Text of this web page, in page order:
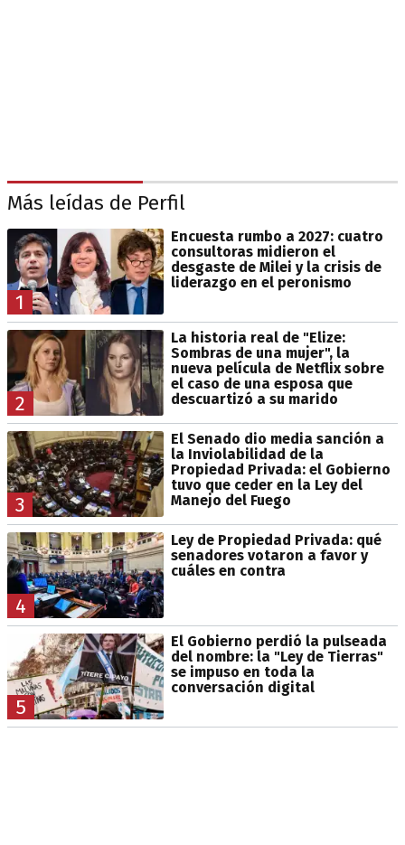
Más leídas de Perfil
1
Encuesta rumbo a 2027: cuatro
consultoras midieron el
desgaste de Milei y la crisis de
liderazgo en el peronismo
2
La historia real de "Elize:
Sombras de una mujer", la
nueva película de Netflix sobre
el caso de una esposa que
descuartizó a su marido
3
El Senado dio media sanción a
la Inviolabilidad de la
Propiedad Privada: el Gobierno
tuvo que ceder en la Ley del
Manejo del Fuego
4
Ley de Propiedad Privada: qué
senadores votaron a favor y
cuáles en contra
5
El Gobierno perdió la pulseada
del nombre: la "Ley de Tierras"
se impuso en toda la
conversación digital